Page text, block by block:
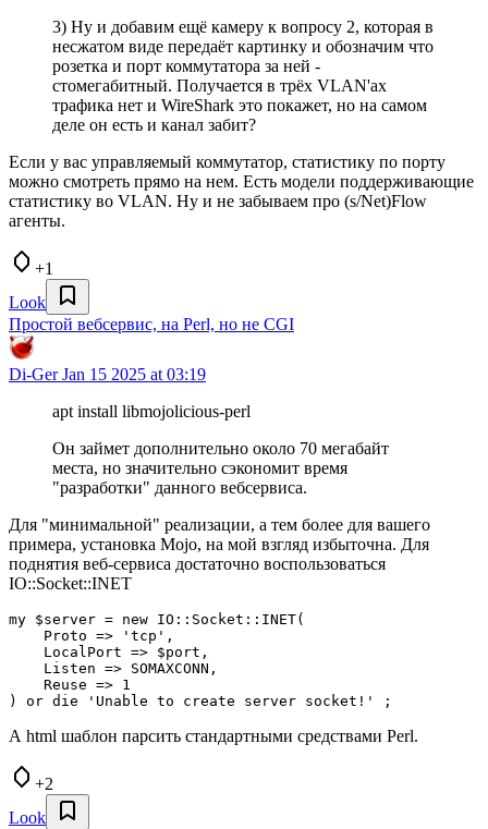
3) Ну и добавим ещё камеру к вопросу 2, которая в
несжатом виде передаёт картинку и обозначим что
розетка и порт коммутатора за ней -
стомегабитный. Получается в трёх VLAN'ах
трафика нет и WireShark это покажет, но на самом
деле он есть и канал забит?
Если у вас управляемый коммутатор, статистику по порту
можно смотреть прямо на нем. Есть модели поддерживающие
статистику во VLAN. Ну и не забываем про (s/Net)Flow
агенты.
+1
Look
Простой вебсервис, на Perl, но не CGI
Di-GerJan 15 2025 at 03:19
apt install libmojolicious-perl
Он займет дополнительно около 70 мегабайт
места, но значительно сэкономит время
"разработки" данного вебсервиса.
Для "минимальной" реализации, а тем более для вашего
примера, установка Mojo, на мой взгляд избыточна. Для
поднятия веб-сервиса достаточно воспользоваться
IO::Socket::INET
my $server = new IO::Socket::INET(
    Proto => 'tcp',
    LocalPort => $port,
    Listen => SOMAXCONN,
    Reuse => 1
) or die 'Unable to create server socket!' ;
А html шаблон парсить стандартными средствами Perl.
+2
Look